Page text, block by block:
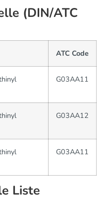
(DIN/ATC
ATC Code
G03AA11
G03AA12
G03AA11
Liste